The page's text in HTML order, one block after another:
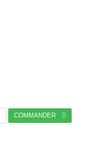
COMMANDER